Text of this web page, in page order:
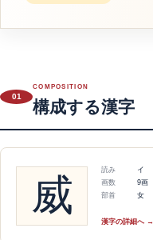
01
COMPOSITION
構成する漢字
威
読み
イ
画数
9画
部首
女
漢字の詳細へ →